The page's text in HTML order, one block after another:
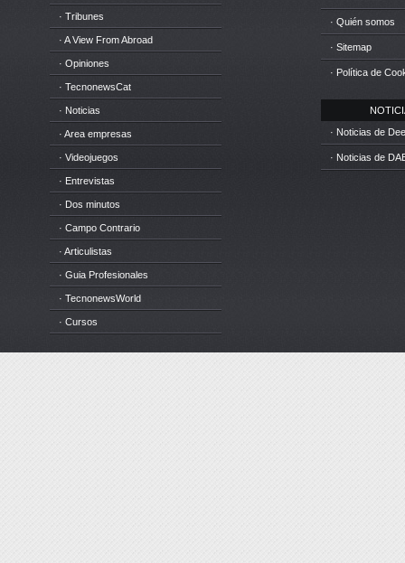
· Tribunes
· A View From Abroad
· Opiniones
· TecnonewsCat
· Noticias
· Area empresas
· Videojuegos
· Entrevistas
· Dos minutos
· Campo Contrario
· Articulistas
· Guia Profesionales
· TecnonewsWorld
· Cursos
· Quién somos
· Sitemap
· Política de
· Noticias de
· Noticias de